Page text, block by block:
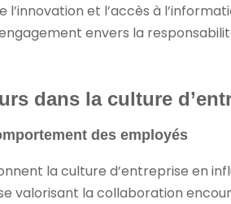
l’innovation et l’accès à
envers la
dans la culture
des employés
la culture d’entreprise en
valorisant la collaboration